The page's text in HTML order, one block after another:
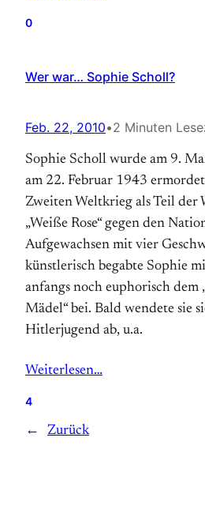
0
Wer war… Sophie Scholl?
Feb. 22, 2010•2 Minuten
Sophie Scholl wurde am 9.
am 22. Februar 1943
Zweiten Weltkrieg als Teil der
„Weiße Rose“ gegen den
Aufgewachsen mit vier
künstlerisch begabte Sophie
anfangs noch euphorisch dem
Mädel“ bei. Bald wendete sie
Hitlerjugend ab, u.a.
Weiterlesen…
4
← Zurück